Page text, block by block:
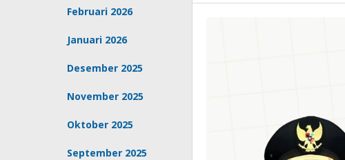
Februari 2026
Januari 2026
Desember 2025
November 2025
Oktober 2025
September 2025